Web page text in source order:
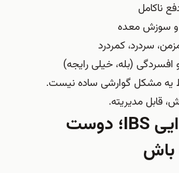
معده
کمردرد
(بله، خیلی رایجه)
گوارشی ساده نیست.
مدیریته.
رژیم غذایی IBS؛ دوست